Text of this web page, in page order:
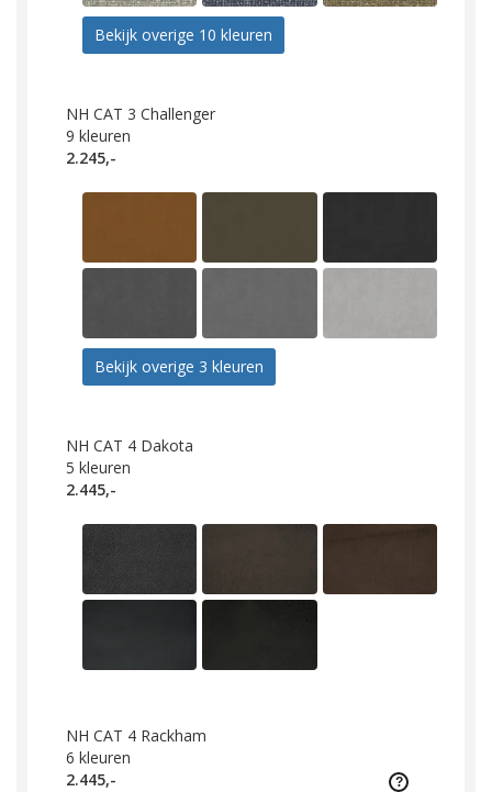
Bekijk overige 10 kleuren
NH CAT 3 Challenger
9 kleuren
2.245,-
Bekijk overige 3 kleuren
NH CAT 4 Dakota
5 kleuren
2.445,-
NH CAT 4 Rackham
6 kleuren
2.445,-